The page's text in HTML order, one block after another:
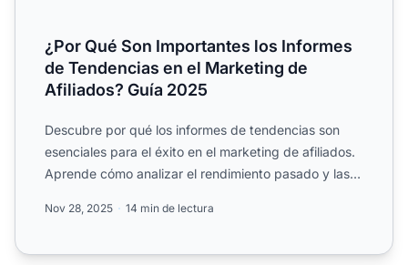
¿Por Qué Son Importantes los Informes
de Tendencias en el Marketing de
Afiliados? Guía 2025
Descubre por qué los informes de tendencias son
esenciales para el éxito en el marketing de afiliados.
Aprende cómo analizar el rendimiento pasado y las
Nov 28, 2025 14 min de lectura